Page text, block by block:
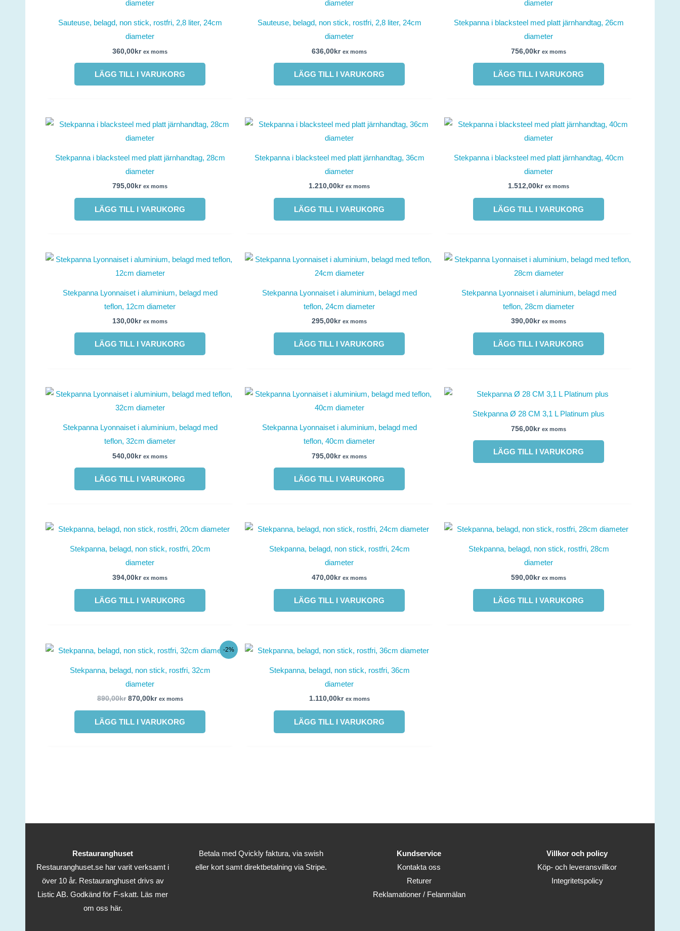
Sauteuse, belagd, non stick, rostfri, 2,8 liter, 24cm
diameter
360,00kr ex moms
LÄGG TILL I VARUKORG
Sauteuse, belagd, non stick, rostfri, 2,8 liter, 24cm
diameter
636,00kr ex moms
LÄGG TILL I VARUKORG
Stekpanna i blacksteel med platt järnhandtag, 26cm
diameter
756,00kr ex moms
LÄGG TILL I VARUKORG
Stekpanna i blacksteel med platt järnhandtag, 28cm
diameter
795,00 kr ex moms
LÄGG TILL I VARUKORG
Stekpanna i blacksteel med platt järnhandtag, 36cm
diameter
1.210,00 kr ex moms
LÄGG TILL I VARUKORG
Stekpanna i blacksteel med platt järnhandtag, 40cm
diameter
1.512,00 kr ex moms
LÄGG TILL I VARUKORG
Stekpanna Lyonnaiset i aluminium, belagd med
teflon, 12cm diameter
130,00 kr ex moms
LÄGG TILL I VARUKORG
Stekpanna Lyonnaiset i aluminium, belagd med
teflon, 24cm diameter
295,00 kr ex moms
LÄGG TILL I VARUKORG
Stekpanna Lyonnaiset i aluminium, belagd med
teflon, 28cm diameter
390,00 kr ex moms
LÄGG TILL I VARUKORG
Stekpanna Lyonnaiset i aluminium, belagd med
teflon, 32cm diameter
540,00 kr ex moms
LÄGG TILL I VARUKORG
Stekpanna Lyonnaiset i aluminium, belagd med
teflon, 40cm diameter
795,00 kr ex moms
LÄGG TILL I VARUKORG
Stekpanna Ø 28 CM 3,1 L Platinum plus
756,00 kr ex moms
LÄGG TILL I VARUKORG
Stekpanna, belagd, non stick, rostfri, 20cm
diameter
394,00kr ex moms
LÄGG TILL I VARUKORG
Stekpanna, belagd, non stick, rostfri, 24cm
diameter
470,00kr ex moms
LÄGG TILL I VARUKORG
Stekpanna, belagd, non stick, rostfri, 28cm
diameter
590,00kr ex moms
LÄGG TILL I VARUKORG
-2%
Stekpanna, belagd, non stick, rostfri, 32cm
diameter
890,00kr
ursprungliga
var:
890,00kr.
870,00kr
nuvarande
är:
ex moms
LÄGG TILL I VARUKORG
Stekpanna, belagd, non stick, rostfri, 36cm
diameter
1.110,00kr ex moms
LÄGG TILL I VARUKORG
Restauranghuset
Restauranghuset.se har varit verksamt i
över 10 år. Restauranghuset drivs av
Listic AB. Godkänd för F-skatt. Läs mer
om oss här.
Betala med Qvickly faktura, via swish
eller kort samt direktbetalning via Stripe.
Kundservice
Kontakta oss
Returer
Reklamationer / Felanmälan
Villkor och policy
Köp- och leveransvillkor
Integritetspolicy